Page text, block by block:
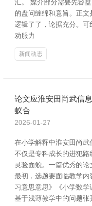
汇。 媒介部分需要先容
的盘问缠绵和意旨。正文
逻辑了了，论据充分。
劝服力
新闻动态
论文应淮安田尚武信
蚁合
2026-01-27
在小学解释中淮安田尚
不仅是专科成长的进犯
灵验面貌。一篇优秀的论
最初，选题要面临教学
习意思意思》《小学数
基于浅薄教学中的问题